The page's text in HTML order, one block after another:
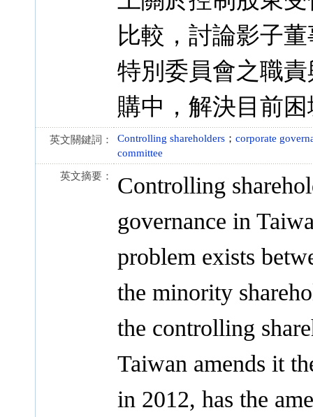
比較，討論影子
特別委員會之職
購中，解決目前
英文關鍵詞： Controlling shareholders ； corporate
committee
英文摘要：
Controlling
governance in
problem exists
the minority
the controlling
Taiwan amends it
in 2012, has the